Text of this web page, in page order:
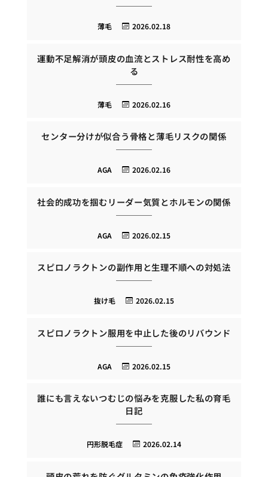
2026.02.18
薄毛
運動不足解消が頭皮の血流とストレス耐性を高め
る
2026.02.16
薄毛
センター分けが似合う骨格と薄毛リスクの関係
2026.02.16
AGA
社会的成功を掴むリーダー気質とホルモンの関係
2026.02.15
AGA
スピロノラクトンの副作用と生理不順への対処法
2026.02.15
抜け毛
スピロノラクトン服用を中止した後のリバウンド
2026.02.15
AGA
誰にも言えないつむじの悩みを克服した私の育毛
日記
2026.02.14
円形脱毛症